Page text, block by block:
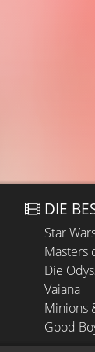
DIE
Star
Masters
Die
Vaiana
Minions
Good